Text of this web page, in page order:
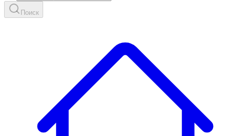
Поиск